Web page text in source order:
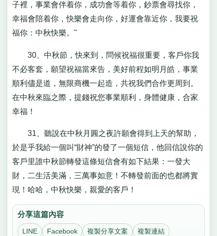
子裡，事業會伴着你，成功會等着你，鈔票會尋找你，
幸福會陪着你，快樂會走向你，好運會靠近你，我要祝
福你：中秋快樂。"
30、中秋節，快來到，問候祝福很重要，客戶你我
不必客套，願望祝福當來告，美好前程如明月皓，事業
順利儘是道，無限商機一起造，共祝我們合作更周到。
在中秋來臨之際，提錢祝您事業順利，身體健康，合家
幸福！
31、聽說在中秋月圓之夜許願會得到上天的幫助，
於是乎我給一個叫“財神”的發了一個短信，他回信說你的
客戶里誰中秋節轉發這條短信會有如下結果：一發大
財，二生活美滿，三萬事如意！不轉發前面的也都將實
現！哈哈，中秋快樂，親愛的客戶！
分享這篇內容
LINE Facebook 複製分享文案 複製連結